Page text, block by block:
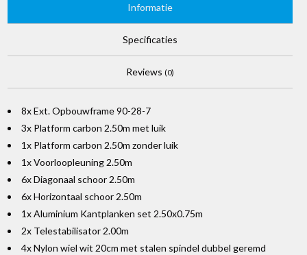
Informatie
Specificaties
Reviews (0)
8x Ext. Opbouwframe 90-28-7
3x Platform carbon 2.50m met luik
1x Platform carbon 2.50m zonder luik
1x Voorloopleuning 2.50m
6x Diagonaal schoor 2.50m
6x Horizontaal schoor 2.50m
1x Aluminium Kantplanken set 2.50x0.75m
2x Telestabilisator 2.00m
4x Nylon wiel wit 20cm met stalen spindel dubbel geremd